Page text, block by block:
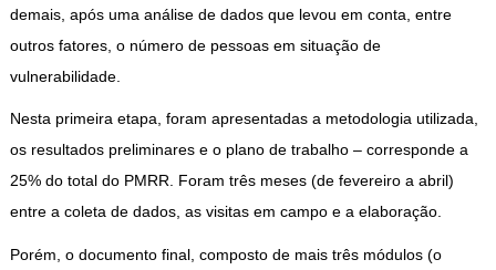
demais, após uma análise de dados que levou em conta, entre
outros fatores, o número de pessoas em situação de
vulnerabilidade.
Nesta primeira etapa, foram apresentadas a metodologia utilizada,
os resultados preliminares e o plano de trabalho – corresponde a
25% do total do PMRR. Foram três meses (de fevereiro a abril)
entre a coleta de dados, as visitas em campo e a elaboração.
Porém, o documento final, composto de mais três módulos (o